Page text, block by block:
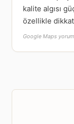
kalite algısı
özellikle
Google Maps